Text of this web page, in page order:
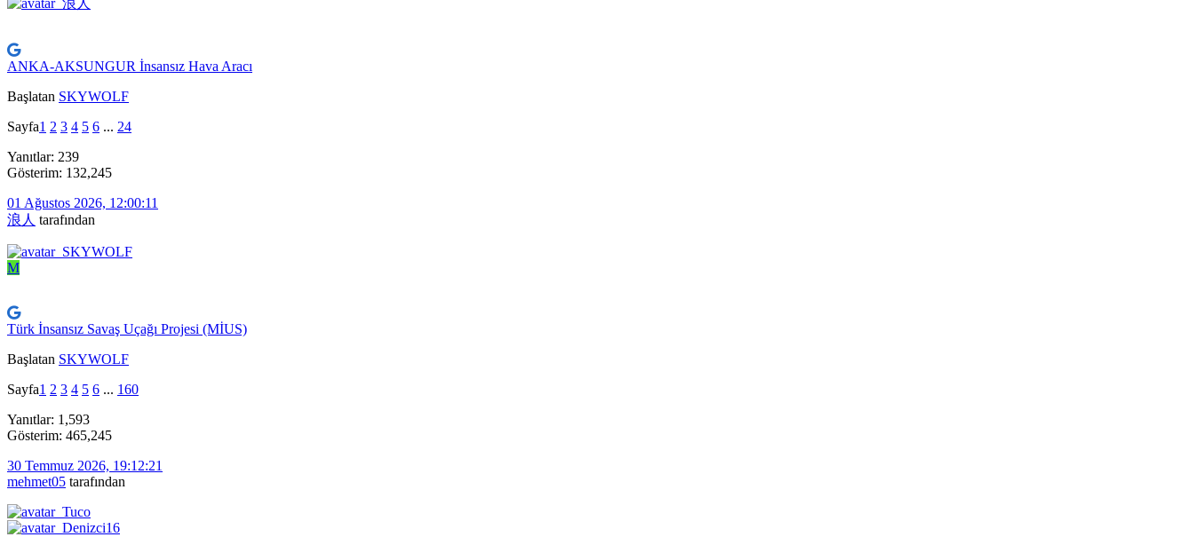
ANKA-AKSUNGUR İnsansız Hava Aracı
Başlatan SKYWOLF
Sayfa1 2 3 4 5 6 ... 24
Yanıtlar: 239
Gösterim: 132,245
01 Ağustos 2026, 12:00:11
浪人 tarafından
M
Türk İnsansız Savaş Uçağı Projesi (MİUS)
Başlatan SKYWOLF
Sayfa1 2 3 4 5 6 ... 160
Yanıtlar: 1,593
Gösterim: 465,245
30 Temmuz 2026, 19:12:21
mehmet05 tarafından